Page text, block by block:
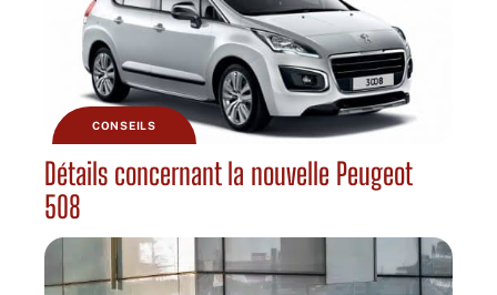
CONSEILS
Détails concernant la nouvelle Peugeot
508